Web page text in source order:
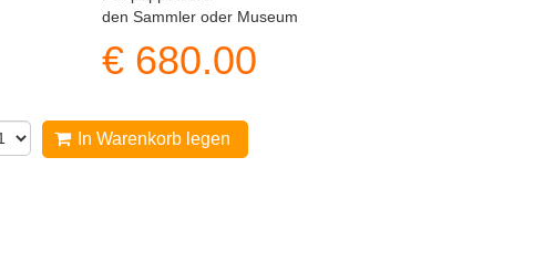
den Sammler oder Museum
€ 680.00
In Warenkorb legen